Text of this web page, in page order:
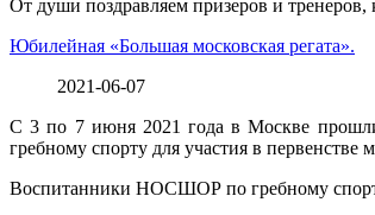
От души поздравляем призеров и тренеров,
Юбилейная «Большая московская регата».
2021-06-07
С 3 по 7 июня 2021 года в Москве прошли
гребному спорту для участия в первенстве
Воспитанники НОСШОР по гребному спорту